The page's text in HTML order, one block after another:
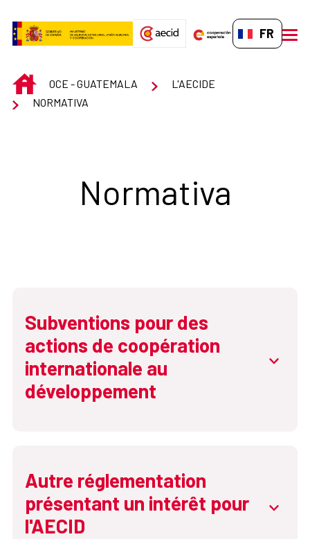
FR-FR
INICIOOCE - GUATEMALA
L'AECIDE
NORMATIVA
Normativa
Subventions pour des
actions de coopération
internationale au
développement
Autre réglementation
présentant un intérêt pour
l'AECID